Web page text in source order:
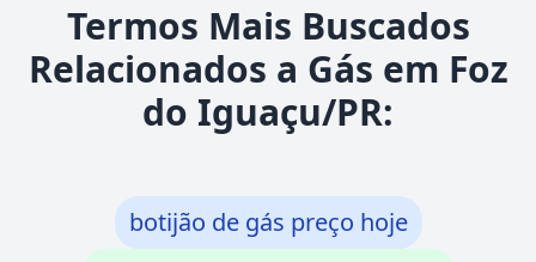
Termos Mais Buscados
Relacionados a Gás em Foz
do Iguaçu/PR:
botijão de gás preço hoje